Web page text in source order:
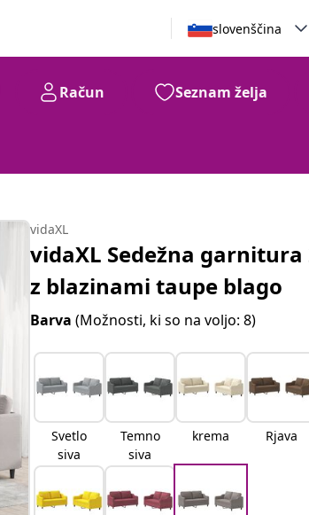
slovenščina
Račun Seznam želja
vidaXL
vidaXL Sedežna garnitura
z blazinami taupe blago
Barva(Možnosti, ki so na voljo: 8)
Svetlo
siva
Temno
siva
krema Rjava